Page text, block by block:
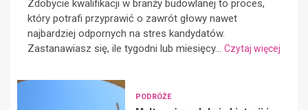
Zdobycie kwalifikacji w branży budowlanej to proces,
który potrafi przyprawić o zawrót głowy nawet
najbardziej odpornych na stres kandydatów.
Zastanawiasz się, ile tygodni lub miesięcy... Czytaj więcej
PODRÓŻE